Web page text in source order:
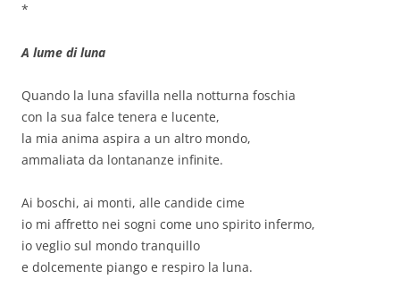
*
A lume di luna
Quando la luna sfavilla nella notturna foschia
con la sua falce tenera e lucente,
la mia anima aspira a un altro mondo,
ammaliata da lontananze infinite.
Ai boschi, ai monti, alle candide cime
io mi affretto nei sogni come uno spirito infermo,
io veglio sul mondo tranquillo
e dolcemente piango e respiro la luna.